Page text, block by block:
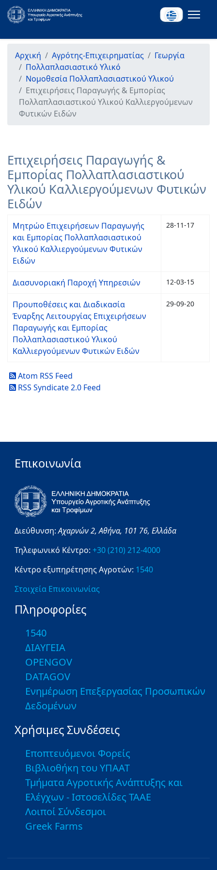
Αρχική Αγρότης-Επιχειρηματίας
Γεωργία
Πολλαπλασιαστικό Υλικό
Νομοθεσία Πολλαπλασιαστικού Υλικού
Επιχειρήσεις Παραγωγής & Εμπορίας
Πολλαπλασιαστικού Υλικού Καλλιεργούμενων
Φυτικών Ειδών
Επιχειρήσεις Παραγωγής &
Εμπορίας Πολλαπλασιαστικού
Υλικού Καλλιεργούμενων Φυτικών
Ειδών
Μητρώο Επιχειρήσεων Παραγωγής
και Εμπορίας Πολλαπλασιαστικού
Υλικού Καλλιεργούμενων Φυτικών
Ειδών
28-11-17
Διασυνοριακή Παροχή Υπηρεσιών 12-03-15
Προυποθέσεις και Διαδικασία
Έναρξης Λειτουργίας Επιχειρήσεων
Παραγωγής και Εμπορίας
Πολλαπλασιαστικού Υλικού
Καλλιεργούμενων Φυτικών Ειδών
29-09-20
Atom RSS Feed
RSS Syndicate 2.0 Feed
Επικοινωνία
Διεύθυνση:Αχαρνών 2,Αθήνα, 101 76, Ελλάδα
Τηλεφωνικό Κέντρο: +30 (210) 212-4000
Κέντρο εξυπηρέτησης Αγροτών: 1540
Στοιχεία Επικοινωνίας
Πληροφορίες
1540
ΔΙΑΥΓΕΙΑ
OPENGOV
DATAGOV
Ενημέρωση Επεξεργασίας Προσωπικών
Δεδομένων
Χρήσιμες Συνδέσεις
Εποπτευόμενοι Φορείς
Βιβλιοθήκη του ΥΠΑΑΤ
Τμήματα Αγροτικής Ανάπτυξης και
Ελέγχων - Ιστοσελίδες ΤΑΑΕ
Λοιποί Σύνδεσμοι
Greek Farms